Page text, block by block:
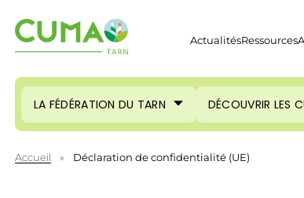
ActualitésRessources
LA FÉDÉRATION DU TARN DÉCOUVRIR LES
Accueil » Déclaration de confidentialité (UE)